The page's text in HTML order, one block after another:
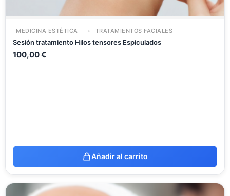
MEDICINA ESTÉTICA TRATAMIENTOS FACIALES
Sesión tratamiento Hilos tensores Espiculados
100,00€
Añadir al carrito